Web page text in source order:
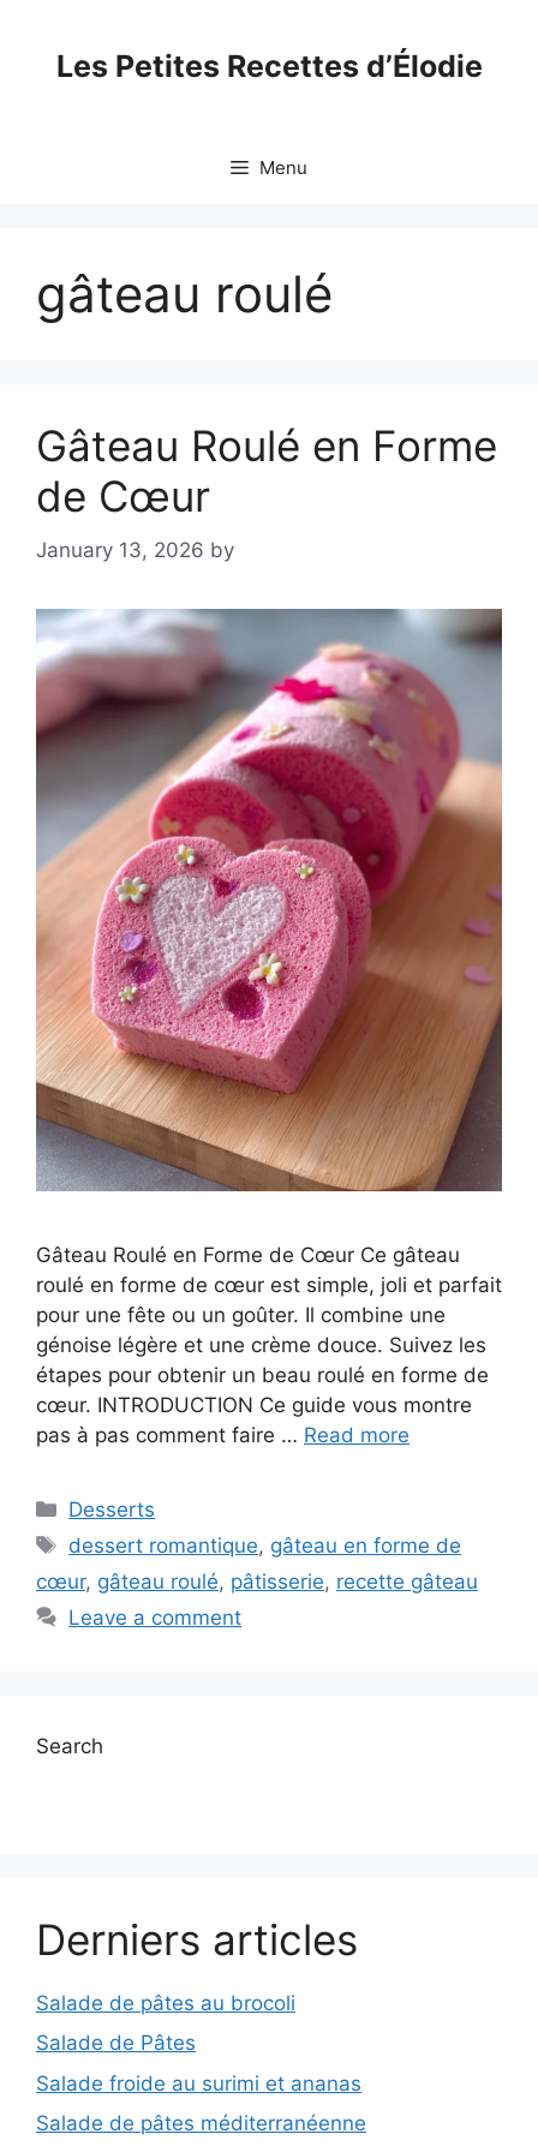
contentLes Petites Recettes d’Élodie
Menu
gâteau roulé
Gâteau Roulé en Forme
de Cœur
January 13, 2026 by
Gâteau Roulé en Forme de Cœur Ce gâteau
roulé en forme de cœur est simple, joli et parfait
pour une fête ou un goûter. Il combine une
génoise légère et une crème douce. Suivez les
étapes pour obtenir un beau roulé en forme de
cœur. INTRODUCTION Ce guide vous montre
pas à pas comment faire … Read more
Categories
Desserts
Tags
dessert romantique, gâteau en forme de
cœur, gâteau roulé, pâtisserie, recette gâteau
Leave a comment
Search
Derniers articles
Salade de pâtes au brocoli
Salade de Pâtes
Salade froide au surimi et ananas
Salade de pâtes méditerranéenne